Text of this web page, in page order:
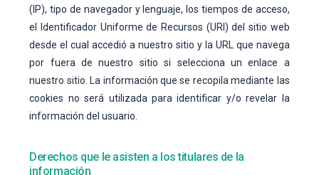
(IP), tipo de navegador y lenguaje, los tiempos de acceso,
el Identificador Uniforme de Recursos (URI) del sitio web
desde el cual accedió a nuestro sitio y la URL que navega
por fuera de nuestro sitio si selecciona un enlace a
nuestro sitio. La información que se recopila mediante las
cookies no será utilizada para identificar y/o revelar la
información del usuario.
Derechos que le asisten a los titulares de la
información